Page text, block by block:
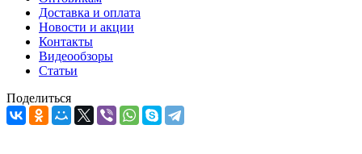
Доставка и оплата
Новости и акции
Контакты
Видеообзоры
Статьи
Поделиться